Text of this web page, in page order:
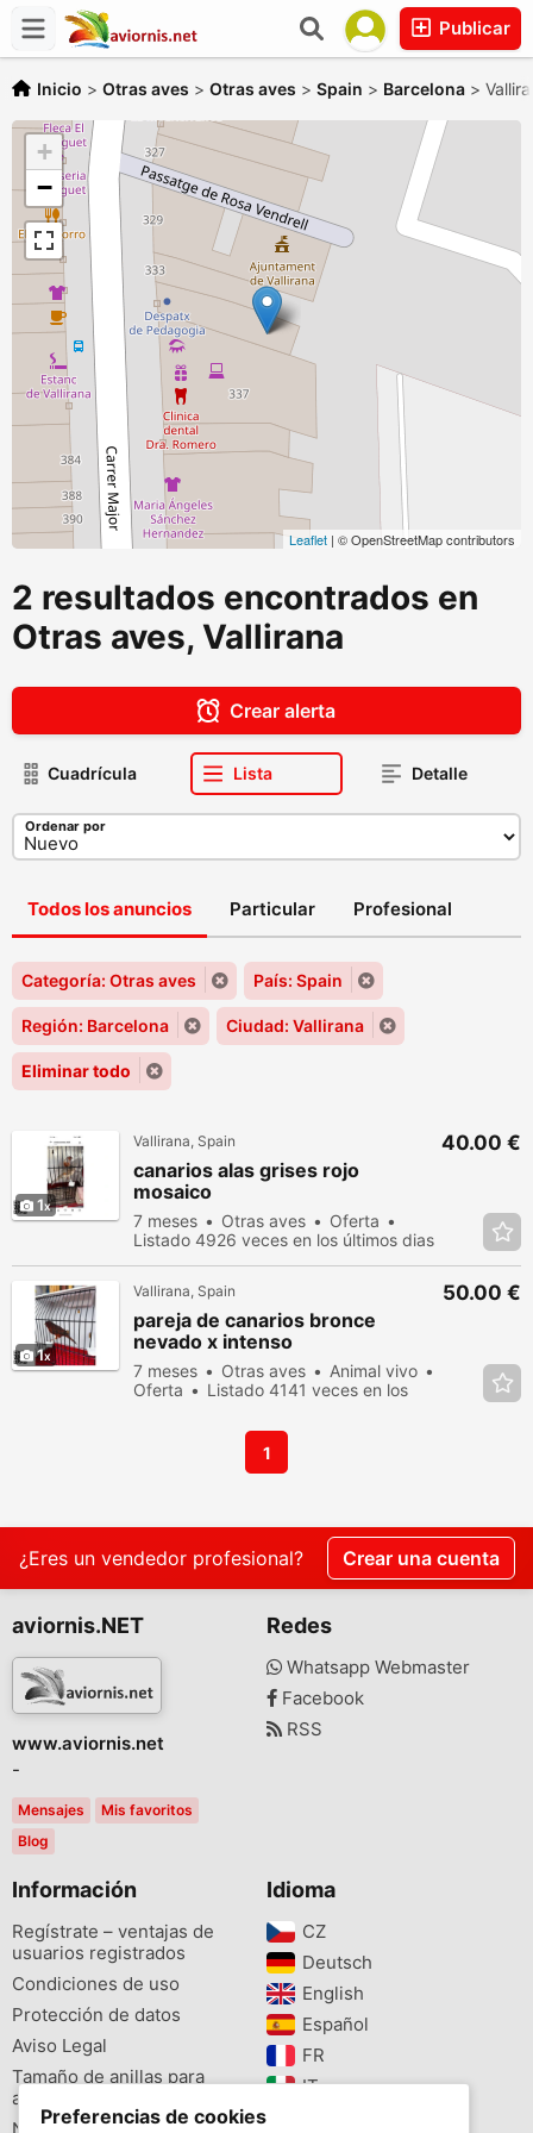
Publicar
Inicio > Otras aves > Otras aves > Spain > Barcelona >
+
−
Leaflet | © OpenStreetMap contributors
2 resultados encontrados en
Otras aves, Vallirana
Crear alerta
Cuadrícula Lista Detalle
Ordenar por
Todos los anuncios Particular Profesional
Categoría: Otras aves País: Spain
Región: Barcelona Ciudad: Vallirana
Eliminar todo
1
Vallirana, Spain
canarios alas grises rojo
mosaico
7 meses Otras aves
Oferta
Listado 4926 veces en los últimos dias
40.00 €
1
Vallirana, Spain
pareja de canarios bronce
nevado x intenso
7 meses Otras aves
Animal vivo
Oferta
Listado 4141 veces en los
50.00 €
1
¿Eres un vendedor profesional? Crear una cuenta
aviornis.NET
www.aviornis.net
-
Mensajes
Mis favoritos
Blog
Redes
Whatsapp Webmaster
Facebook
RSS
Información
Regístrate – ventajas de
usuarios registrados
Condiciones de uso
Protección de datos
Aviso Legal
Tamaño de anillas para
aves
Idioma
CZ‎
Deutsch‎
English‎
Español‎
FR‎
IT‎
Preferencias de cookies